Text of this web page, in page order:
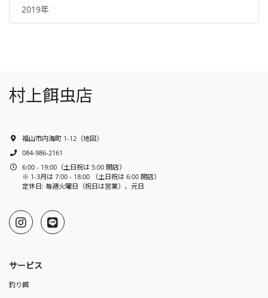
2019年
村上餌虫店
福山市内海町 1-12 （地図）
084-986-2161
6:00 - 19:00（土日祝は 5:00 開店）
※ 1-3月は 7:00 - 18:00 （土日祝は 6:00 開店）
定休日: 毎週火曜日（祝日は営業）、元日
サービス
釣り餌